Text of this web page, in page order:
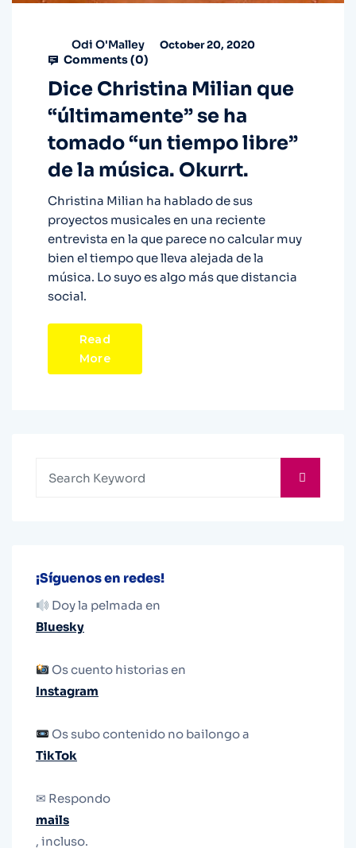
Odi O'Malley October 20, 2020
Comments (0)
Dice Christina Milian que
“últimamente” se ha
tomado “un tiempo libre”
de la música. Okurrt.
Christina Milian ha hablado de sus
proyectos musicales en una reciente
entrevista en la que parece no calcular muy
bien el tiempo que lleva alejada de la
música. Lo suyo es algo más que distancia
social.
Read
More
¡Síguenos en redes!
Doy la pelmada en
Bluesky
Os cuento historias en
Instagram
Os subo contenido no bailongo a
TikTok
✉ Respondo
mails
, incluso.